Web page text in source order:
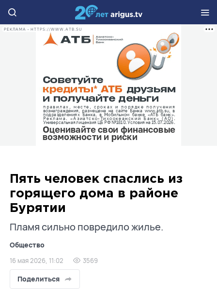
РЕКЛАМА • HTTPS://WWW.ATB.SU
Пять человек спаслись из
горящего дома в районе
Бурятии
Пламя сильно повредило жилье.
Общество
16 мая 2026, 11:02 3569
Поделиться